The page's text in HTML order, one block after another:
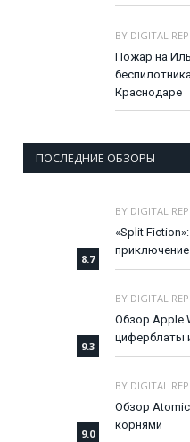
BY DIGITAL
Пожар на
Краснодаре
ПОСЛЕДНИЕ ОБЗОРЫ
8.7
BY DIGITAL
«Split
9.3
BY DIGITAL
Обзор Apple
циферблаты
9.0
BY DIGITAL
Обзор
корнями